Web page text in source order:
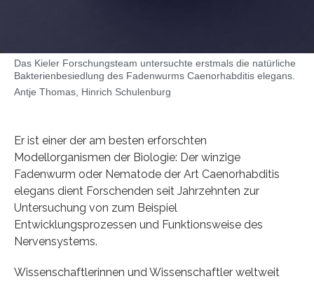
Das Kieler Forschungsteam untersuchte erstmals die natürliche
Bakterienbesiedlung des Fadenwurms Caenorhabditis elegans.
Antje Thomas, Hinrich Schulenburg
Er ist einer der am besten erforschten
Modellorganismen der Biologie: Der winzige
Fadenwurm oder Nematode der Art Caenorhabditis
elegans dient Forschenden seit Jahrzehnten zur
Untersuchung von zum Beispiel
Entwicklungsprozessen und Funktionsweise des
Nervensystems.
Wissenschaftlerinnen und Wissenschaftler weltweit